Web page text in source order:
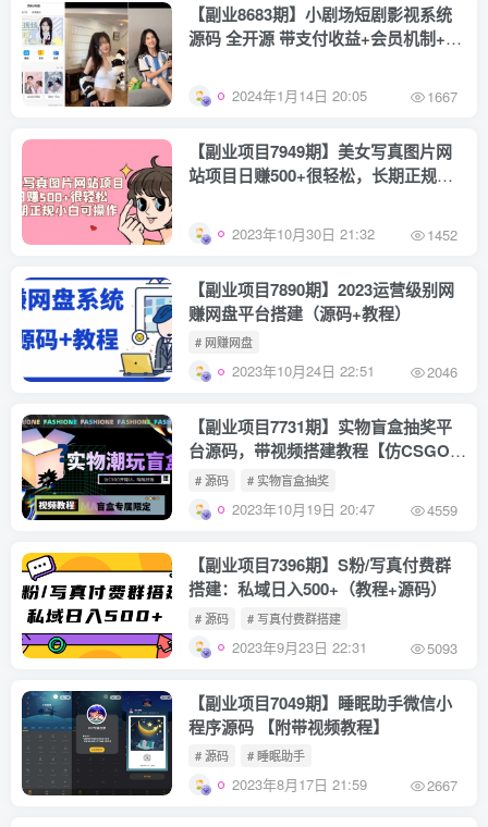
【副业8683期】小剧场短剧影视系统
源码 全开源 带支付收益+会员机制+代
2024年1月14日 20:05 1667
【副业项目7949期】美女写真图片网
站项目日赚500+很轻松，长期正规小
2023年10月30日 21:32 1452
【副业项目7890期】2023运营级别网
赚网盘平台搭建（源码+教程）
# 网赚网盘
2023年10月24日 22:51 2046
【副业项目7731期】实物盲盒抽奖平
台源码，带视频搭建教程【仿CSGO开
箱UI】
# 源码 # 实物盲盒抽奖
2023年10月19日 20:47 4559
【副业项目7396期】S粉/写真付费群
搭建：私域日入500+（教程+源码）
# 源码 # 写真付费群搭建
2023年9月23日 22:31 5093
【副业项目7049期】睡眠助手微信小
程序源码 【附带视频教程】
# 源码 # 睡眠助手
2023年8月17日 21:59 2667